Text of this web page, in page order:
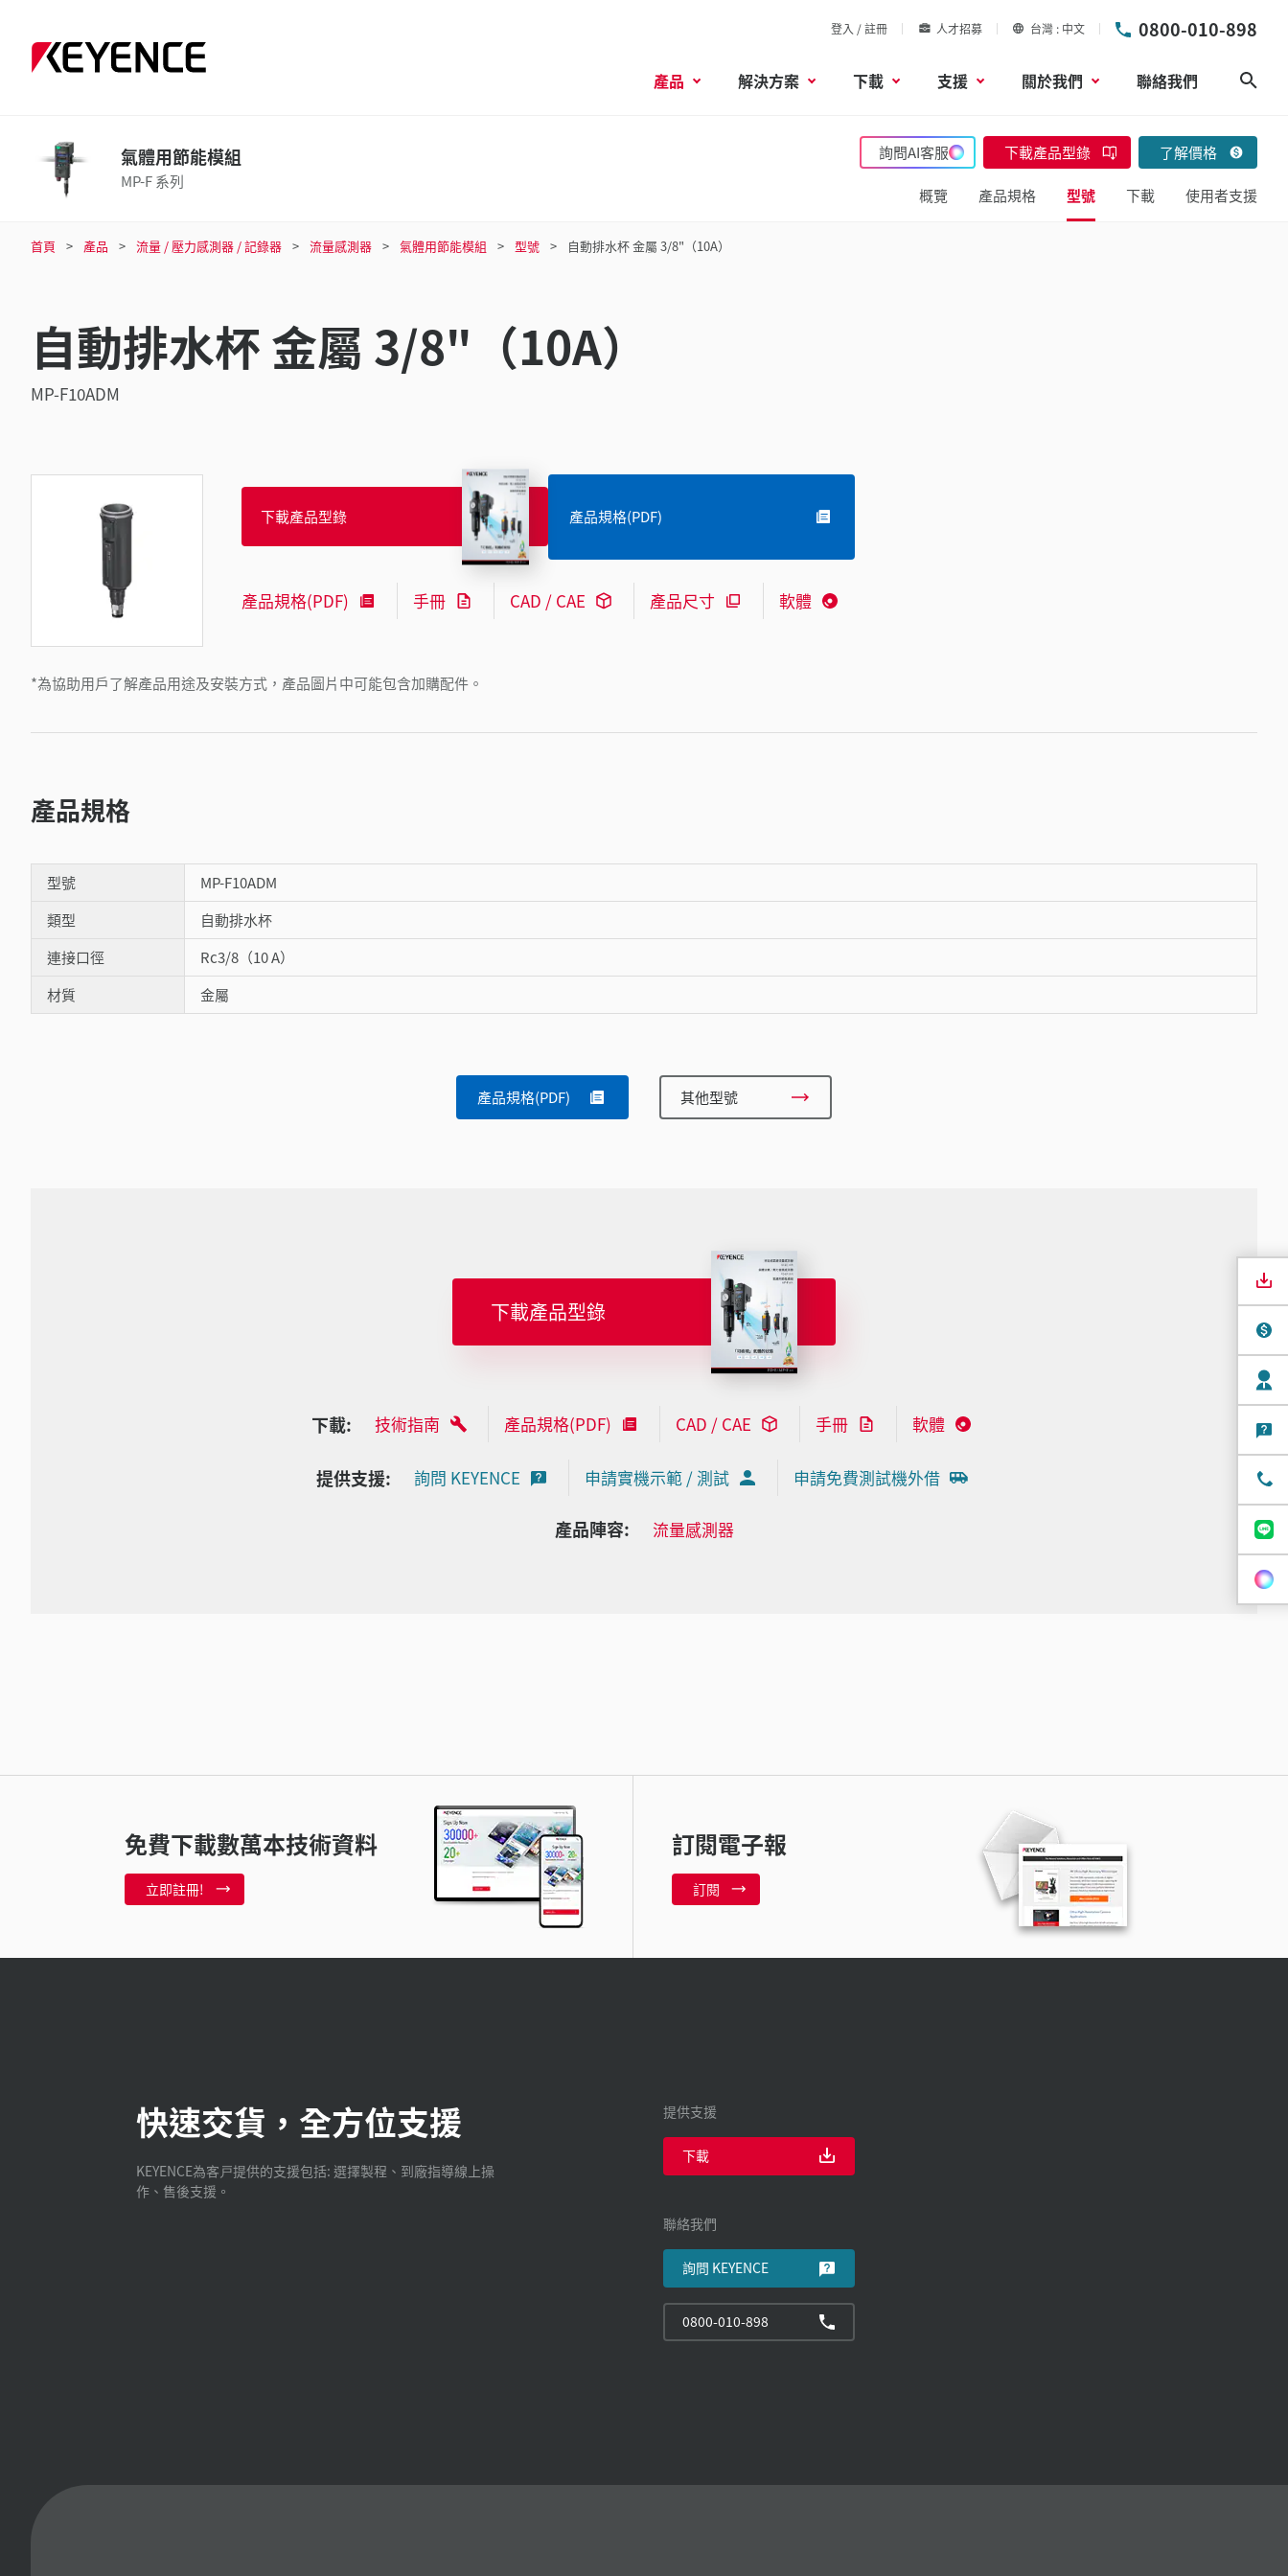
登入 / 註冊 人才招募 台灣 中文 0800-010-898
產品 解決方案 下載 支援 關於我們 聯絡我們
氣體用節能模組
MP-F 系列
詢問AI客服 下載產品型錄 了解價格
概覽 產品規格 型號 下載 使用者支援
首頁 產品 流量 / 壓力感測器 / 記錄器 流量感測器 氣體用節能模組 型號 自動排水杯 金屬 3/8"（10A）
自動排水杯 金屬 3/8"（10A）
MP-F10ADM
*為協助用戶了解產品用途及安裝方式，產品圖片中可能包含加購配件。
下載產品型錄 產品規格(PDF)
產品規格(PDF) 手冊 CAD / CAE 產品尺寸 軟體
產品規格
型號
MP-F10ADM
類型
自動排水杯
連接口徑
Rc3/8（10 A）
材質
金屬
產品規格(PDF) 其他型號
下載產品型錄
下載: 技術指南 產品規格(PDF) CAD / CAE 手冊 軟體
提供支援: 詢問 KEYENCE 申請實機示範 / 測試 申請免費測試機外借
產品陣容: 流量感測器
免費下載數萬本技術資料
立即註冊!
訂閱電子報
訂閱
快速交貨，全方位支援
KEYENCE為客戸提供的支援包括: 選擇製程、到廠指導線上操
作、售後支援。
提供支援
下載
聯絡我們
詢問 KEYENCE
0800-010-898